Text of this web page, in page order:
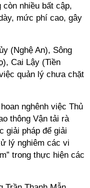
còn nhiều bất cập,
mức phí cao, gây
(Nghệ An), Sông
Cai Lậy (Tiền
quản lý chưa chặt
nghênh việc Thủ
thông Vận tải rà
giải pháp để giải
lý nghiêm các vi
trong thực hiện các